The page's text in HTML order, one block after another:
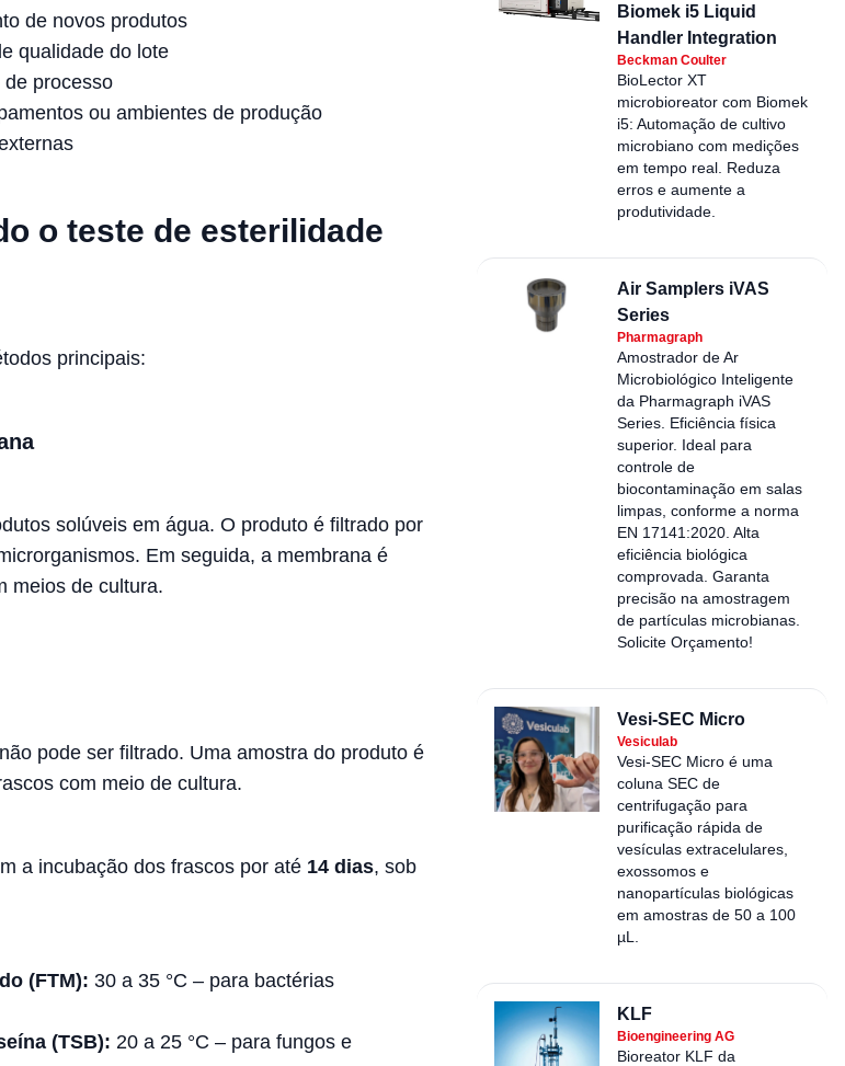
de novos produtos
qualidade do lote
processo
ou ambientes de produção
o teste de esterilidade
principais:
solúveis em água. O produto é filtrado por
Em seguida, a membrana é
meios de cultura.
pode ser filtrado. Uma amostra do produto é
com meio de cultura.
a incubação dos frascos por até 14 dias, sob
(FTM): 30 a 35 °C – para bactérias
(TSB): 20 a 25 °C – para fungos e
Biomek i5 Liquid
Handler Integration
Beckman Coulter
BioLector XT
microbioreator com Biomek
i5: Automação de cultivo
microbiano com medições
em tempo real. Reduza
erros e aumente a
produtividade.
Air Samplers iVAS
Series
Pharmagraph
Amostrador de Ar
Microbiológico Inteligente
da Pharmagraph iVAS
Series. Eficiência física
superior. Ideal para
controle de
biocontaminação em salas
limpas, conforme a norma
EN 17141:2020. Alta
eficiência biológica
comprovada. Garanta
precisão na amostragem
de partículas microbianas.
Solicite Orçamento!
Vesi-SEC Micro
Vesiculab
Vesi-SEC Micro é uma
coluna SEC de
centrifugação para
purificação rápida de
vesículas extracelulares,
exossomos e
nanopartículas biológicas
em amostras de 50 a 100
µL.
KLF
Bioengineering AG
Bioreator KLF da